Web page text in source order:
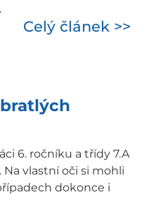
Celý článek >>
6. ročníku a třídy 7.A
vlastní oči si mohli
dokonce i